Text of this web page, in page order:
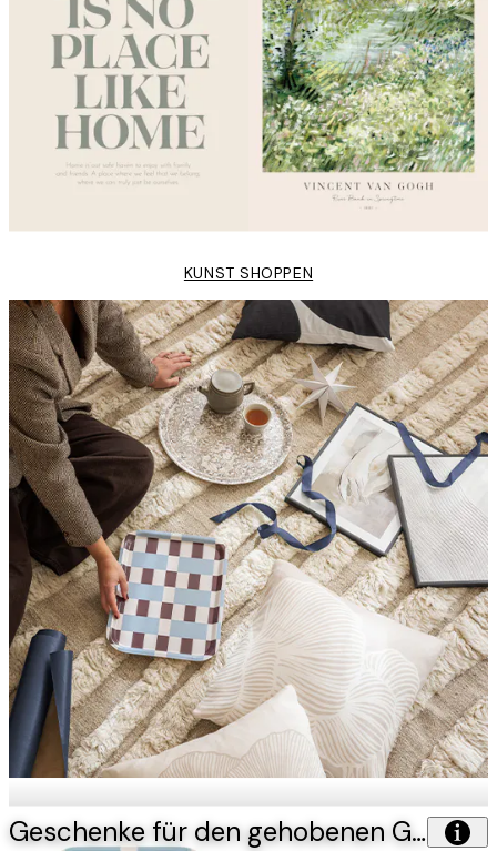
KUNST SHOPPEN
Geschenke für den gehobenen Geschmack